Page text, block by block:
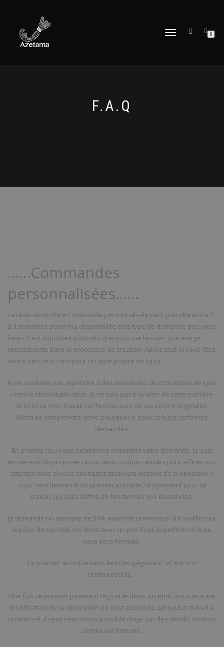
DÉPLIER
0
F.A.Q
……Commandes
personnalisées……
La réalisation d’une commande personnalisée peut prendre entre 1
à 3 semaines selon ma disponibilité et le type de demande que vous
ferez. Il est important pour moi que vous me laissiez une marge
conséquente dans le processus de creation. Après tout, si vous êtes
venus vers moi, c’est pour un style propre de bijou.
Je ne souhaite pas répondre à des demandes de conception de type
reproduction/duplication. Je ne sais pas travailler de cette manière
et priorise mon travail sur l’expression de ma propre originalité.
Merci de comprendre donc, pourquoi je peux refuser certaines
demandes.
En premier lieu nous examinons ensemble votre demande. Je suis
en mesure de proposer un ou deux croquis rapides pour affiner vos
attentes mais si vous souhaitez plusieurs dessins de proposition, il
vous sera demandé un premier acompte, uniquement pour ce
travail, qui sera chiffré en fonction de vos demandes.
Je demande un acompte de 50% avant de commencer à travailler sur
la pièce demandée. Un devis avec un prix final, expedition incluse,
vous sera formulé.
Ce premier acompte tiens lieu d’engagement, et, est non
remboursable.
Une fois ce premier paiement reçu et le devis accepté, aucune autre
modification de la conception ne sera autorisée. Lorsqu’un travail a
commencé, il sera néanmoins possible d’agir sur des détails mineurs
comme les finitions.